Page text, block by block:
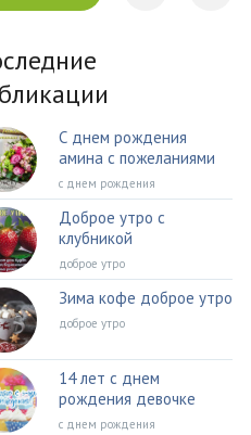
С днем рождения
амина с пожеланиями
с днем рождения
Доброе утро с
клубникой
доброе утро
Зима кофе доброе утро
доброе утро
14 лет с днем
рождения девочке
с днем рождения